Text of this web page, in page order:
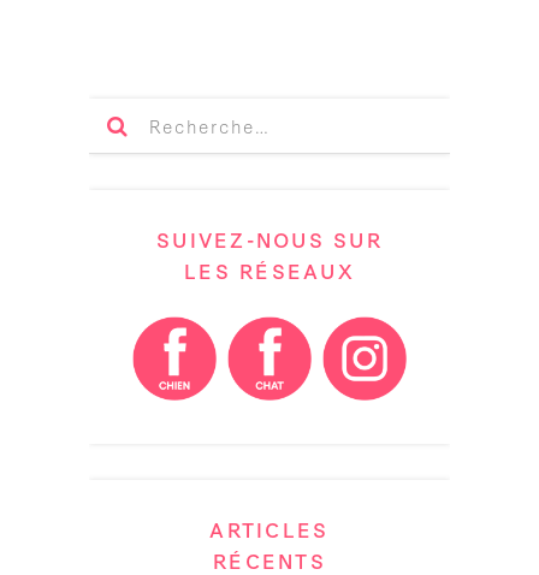
SUIVEZ-NOUS SUR
LES RÉSEAUX
ARTICLES
RÉCENTS